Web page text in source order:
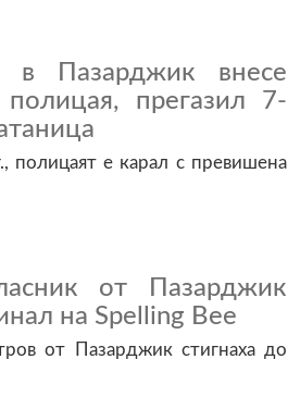
в Пазарджик внесе
прегазил 7-
полицаят е карал с превишена
от Пазарджик
на Spelling Bee
от Пазарджик стигнаха до